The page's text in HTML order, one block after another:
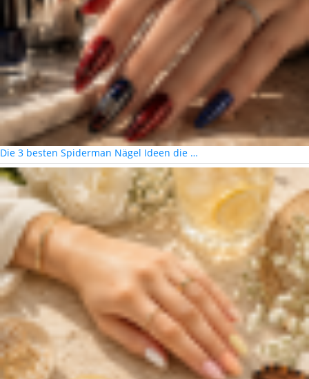
Die 3 besten Spiderman Nägel Ideen die …